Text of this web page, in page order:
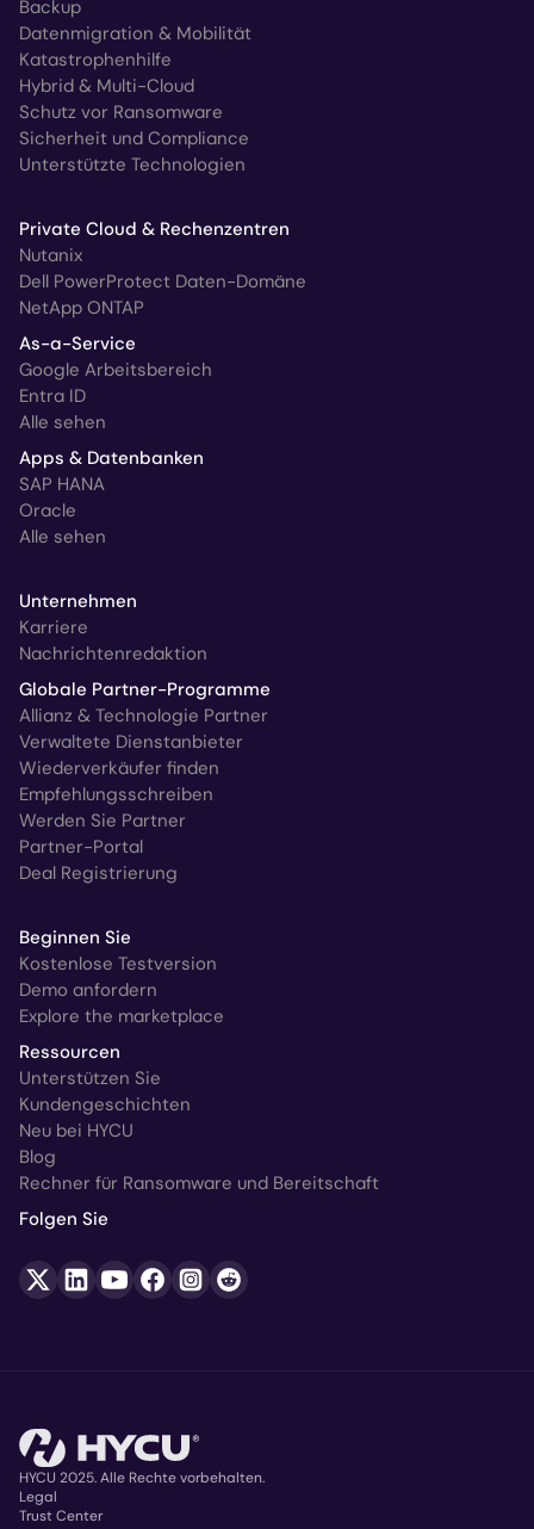
Backup
Datenmigration & Mobilität
Katastrophenhilfe
Hybrid & Multi-Cloud
Schutz vor Ransomware
Sicherheit und Compliance
Unterstützte Technologien
Private Cloud & Rechenzentren
Nutanix
Dell PowerProtect Daten-Domäne
NetApp ONTAP
As-a-Service
Google Arbeitsbereich
Entra ID
Alle sehen
Apps & Datenbanken
SAP HANA
Oracle
Alle sehen
Unternehmen
Karriere
Nachrichtenredaktion
Globale Partner-Programme
Allianz & Technologie Partner
Verwaltete Dienstanbieter
Wiederverkäufer finden
Empfehlungsschreiben
Werden Sie Partner
Partner-Portal
Deal Registrierung
Beginnen Sie
Kostenlose Testversion
Demo anfordern
Explore the marketplace
Ressourcen
Unterstützen Sie
Kundengeschichten
Neu bei HYCU
Blog
Rechner für Ransomware und Bereitschaft
Folgen Sie
HYCU 2025. Alle Rechte vorbehalten.
Legal
Trust Center